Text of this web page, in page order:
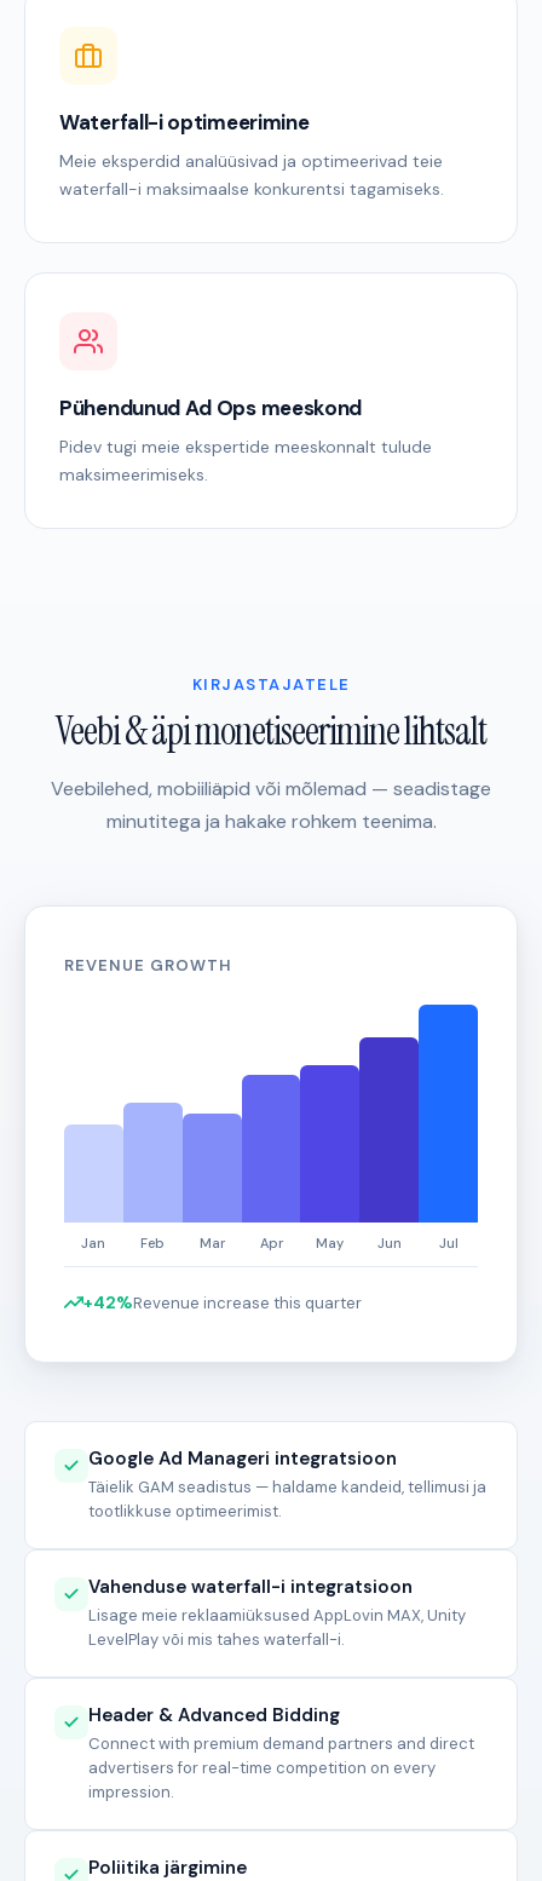
Waterfall-i optimeerimine
Meie eksperdid analüüsivad ja optimeerivad teie
waterfall-i maksimaalse konkurentsi tagamiseks.
Pühendunud Ad Ops meeskond
Pidev tugi meie ekspertide meeskonnalt tulude
maksimeerimiseks.
KIRJASTAJATELE
Veebi & äpi monetiseerimine lihtsalt
Veebilehed, mobiiliäpid või mõlemad — seadistage
minutitega ja hakake rohkem teenima.
Google Ad Manageri integratsioon
Täielik GAM seadistus — haldame kandeid, tellimusi ja
tootlikkuse optimeerimist.
Vahenduse waterfall-i integratsioon
Lisage meie reklaamiüksused AppLovin MAX, Unity
LevelPlay või mis tahes waterfall-i.
Header & Advanced Bidding
Connect with premium demand partners and direct
advertisers for real-time competition on every
impression.
Poliitika järgimine
REVENUE GROWTH
+42%Revenue increase this quarter